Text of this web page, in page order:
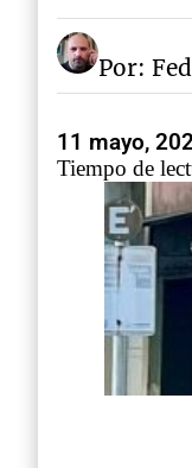
Por:
11 mayo,
Tiempo de